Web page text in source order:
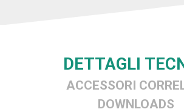
DETTAGLI
ACCESSORI
DOWNLOADS